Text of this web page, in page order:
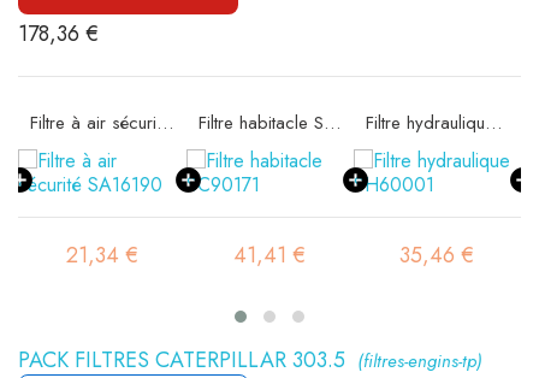
178,36 €
Filtre à air sécurité SA16190
21,34 €
Filtre habitacle SC90171
41,41 €
Filtre hydraulique SH60001
35,46 €
PACK FILTRES CATERPILLAR 303.5 (filtres-engins-tp)